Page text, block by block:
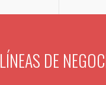
LÍNEAS DE